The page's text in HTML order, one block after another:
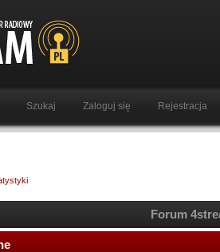
Szukaj Zaloguj się Rejestracja
Forum